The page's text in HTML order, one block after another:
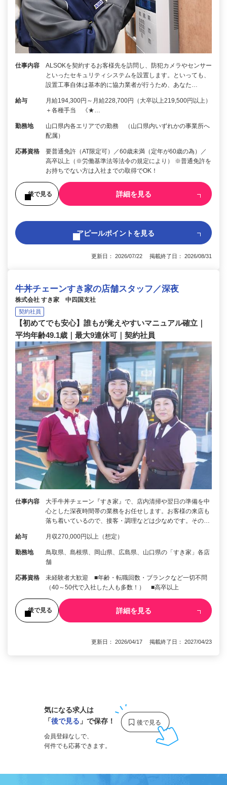
仕事内容
ALSOKを契約するお客様先を訪問し、防犯カメラやセンサー
といったセキュリティシステムを設置します。といっても、
設置工事自体は基本的に協力業者が行うため、あなた…
給与
月給194,300円～月給228,700円（大卒以上219,500円以上）
＋各種手当 《★…
勤務地
山口県内各エリアでの勤務 （山口県内いずれかの事業所へ
配属）
応募資格
要普通免許（AT限定可）／60歳未満（定年が60歳の為）／
高卒以上（※労働基準法等法令の規定により） ※普通免許を
お持ちでない方は入社までの取得でOK！
後で見る 詳細を見る
アピールポイントを見る
更新日： 2026/07/22 掲載終了日： 2026/08/31
牛丼チェーンすき家の店舗スタッフ／深夜
株式会社 すき家 中四国支社
契約社員
【初めてでも安心】誰もが覚えやすいマニュアル確立｜
平均年齢49.1歳｜最大9連休可｜契約社員
仕事内容
大手牛丼チェーン『すき家』で、店内清掃や翌日の準備を中
心とした深夜時間帯の業務をお任せします。お客様の来店も
落ち着いているので、接客・調理などは少なめです。その…
給与 月収270,000円以上（想定）
勤務地
鳥取県、島根県、岡山県、広島県、山口県の「すき家」各店
舗
応募資格
未経験者大歓迎 ■年齢・転職回数・ブランクなど一切不問
（40～50代で入社した人も多数！） ■高卒以上
後で見る 詳細を見る
更新日： 2026/04/17 掲載終了日： 2027/04/23
気になる求人は
「後で見る 」で保存！
会員登録なしで、
何件でも応募できます。